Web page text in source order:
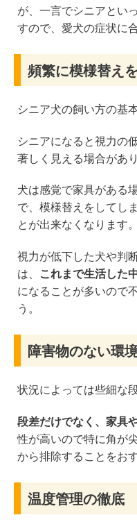
が、一言でシニアとい
すので、愛犬の症状に
頻繁に模様替え
シニア犬の飼い方の基
シニアになると視力の
著しく見える場合があり
犬は感覚で家具がある
で、模様替えをしてし
とが出来なくなります。
視力が低下した犬や判
は、
これまで生活した
になることが多いので
う。
障害物のない環
状況によっては些細な
段差だけでなく、家具
性が高いので特に角が
から排除することをお
温度管理の徹底